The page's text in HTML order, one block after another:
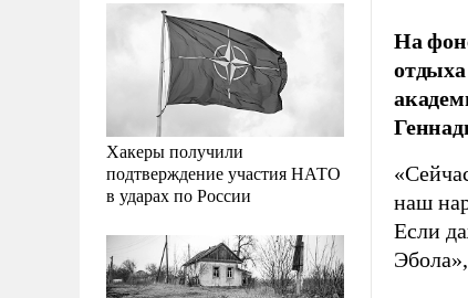
Хакеры получили
подтверждение участия НАТО
в ударах по России
На
наш
Если